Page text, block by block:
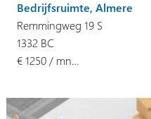
Bedrijfsruimte, Almere
Remmingweg 19 S
1332 BC
€ 1250 / mn…